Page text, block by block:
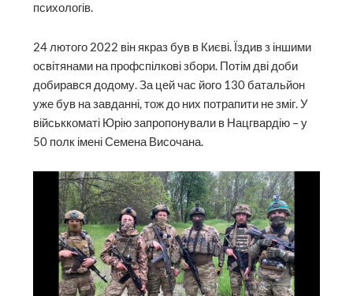
психологів.
24 лютого 2022 він якраз був в Києві. Їздив з іншими
освітянами на профспілкові збори. Потім дві доби
добирався додому. За цей час його 130 батальйон
уже був на завданні, тож до них потрапити не зміг. У
військкоматі Юрію запропонували в Нацгвардію – у
50 полк імені Семена Височана.